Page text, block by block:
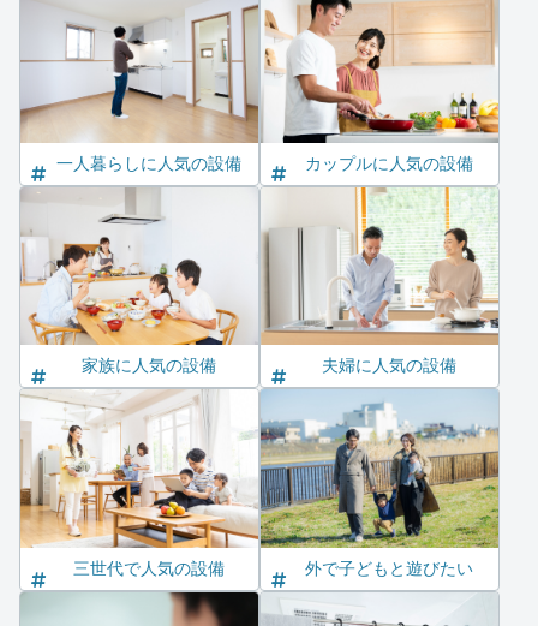
一人暮らしに人気の設備 カップルに人気の設備
家族に人気の設備 夫婦に人気の設備
三世代で人気の設備 外で子どもと遊びたい